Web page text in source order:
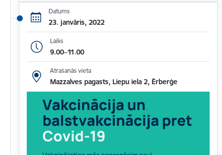
Datums
23. janvāris, 2022
Laiks
9.00–11.00
Atrašanās vieta
Mazzalves pagasts, Liepu iela 2, Ērberģe